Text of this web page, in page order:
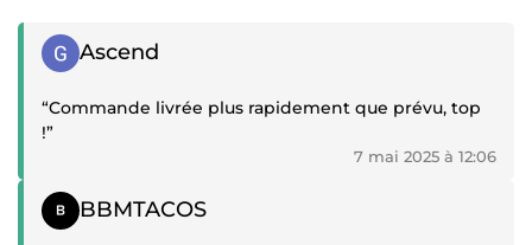
Témoignage positif
Ascend
“Commande livrée plus rapidement que prévu, top
!”
7 mai 2025 à 12:06
Témoignage positif
BBMTACOS